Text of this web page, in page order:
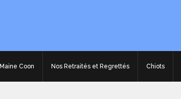
Maine Coon Nos Retraités et Regrettés Chiots